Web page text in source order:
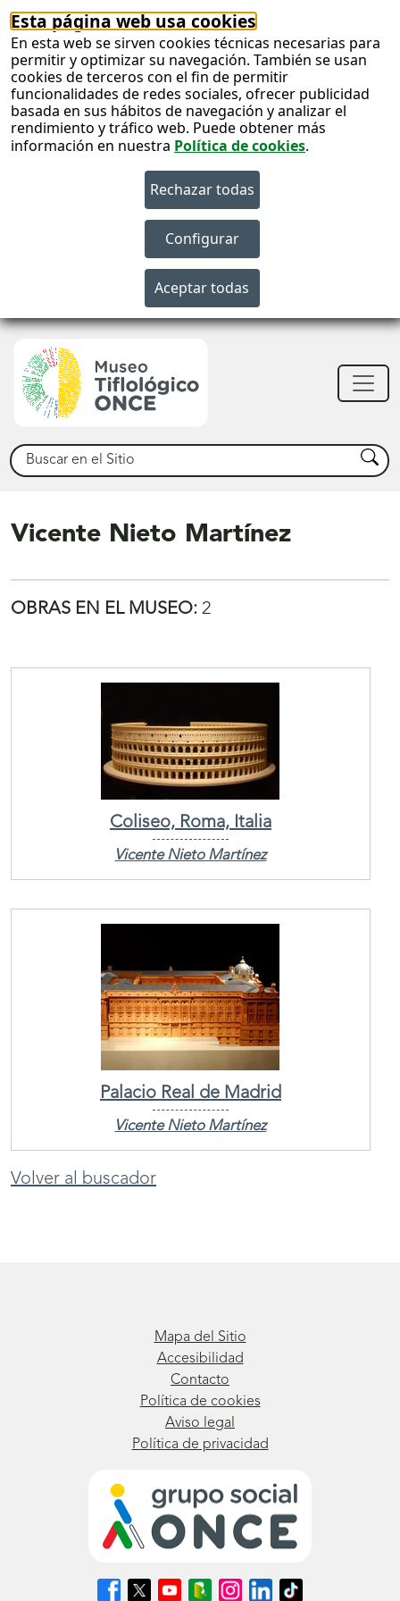
Esta página web usa cookies
En esta web se sirven cookies técnicas necesarias para
permitir y optimizar su navegación. También se usan
cookies de terceros con el fin de permitir
funcionalidades de redes sociales, ofrecer publicidad
basada en sus hábitos de navegación y analizar el
rendimiento y tráfico web. Puede obtener más
información en nuestra Política de cookies.
Buscar Buscar
Vicente Nieto Martínez
OBRAS EN EL MUSEO: 2
Coliseo, Roma, Italia
Vicente Nieto Martínez
Palacio Real de Madrid
Vicente Nieto Martínez
Volver al buscador
Mapa del Sitio
Accesibilidad
Contacto
Política de cookies
Aviso legal
Política de privacidad
SíguenosSíguenosSíguenosSíguenosSíguenosSíguenosSíguenos